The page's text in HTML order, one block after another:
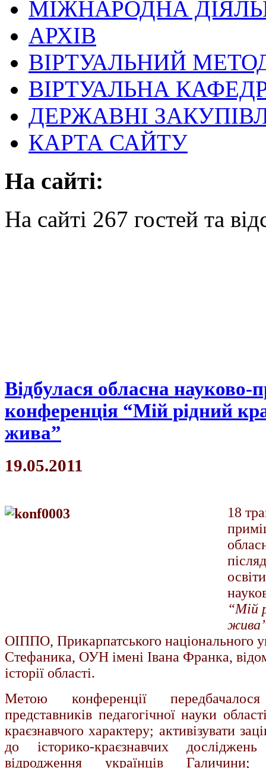
МІЖНАРОДНА
АРХІВ
ВІРТУАЛЬНИЙ
ВІРТУАЛЬНА
ДЕРЖАВНІ
КАРТА САЙТУ
На сайті:
На сайті 267 гостей та
Відбулася обласна науково-
конференція “Мій рідний
жива”
19.05.2011
18
“Мій
ОІППО, Прикарпатського національного
Стефаника, ОУН імені Івана Франка,
історії області.
Метою конференції
представників педагогічної науки
краєзнавчого характеру; активізувати
до історико-краєзнавчих
відродження українців Галичини;